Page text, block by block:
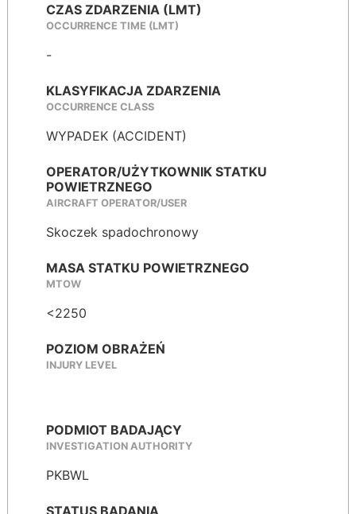
CZAS ZDARZENIA (LMT)
OCCURRENCE TIME (LMT)
-
KLASYFIKACJA ZDARZENIA
OCCURRENCE CLASS
WYPADEK (ACCIDENT)
OPERATOR/UŻYTKOWNIK STATKU
POWIETRZNEGO
AIRCRAFT OPERATOR/USER
Skoczek spadochronowy
MASA STATKU POWIETRZNEGO
MTOW
<2250
POZIOM OBRAŻEŃ
INJURY LEVEL
PODMIOT BADAJĄCY
INVESTIGATION AUTHORITY
PKBWL
STATUS BADANIA